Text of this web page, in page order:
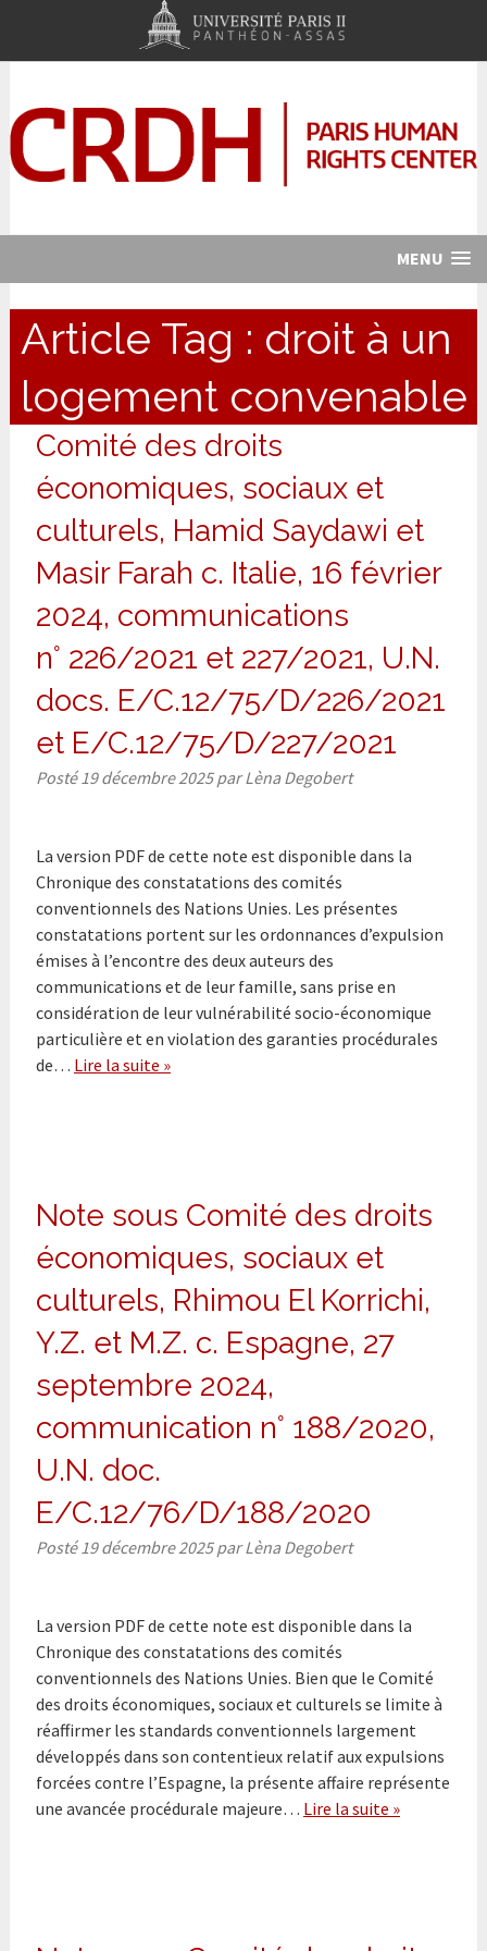
MENU
Article Tag : droit à un
logement convenable
Comité des droits
économiques, sociaux et
culturels, Hamid Saydawi et
Masir Farah c. Italie, 16 février
2024, communications
n° 226/2021 et 227/2021, U.N.
docs. E/C.12/75/D/226/2021
et E/C.12/75/D/227/2021
Posté 19 décembre 2025 par Lèna Degobert
La version PDF de cette note est disponible dans la
Chronique des constatations des comités
conventionnels des Nations Unies. Les présentes
constatations portent sur les ordonnances d’expulsion
émises à l’encontre des deux auteurs des
communications et de leur famille, sans prise en
considération de leur vulnérabilité socio-économique
particulière et en violation des garanties procédurales
de… Lire la suite »
Note sous Comité des droits
économiques, sociaux et
culturels, Rhimou El Korrichi,
Y.Z. et M.Z. c. Espagne, 27
septembre 2024,
communication n° 188/2020,
U.N. doc.
E/C.12/76/D/188/2020
Posté 19 décembre 2025 par Lèna Degobert
La version PDF de cette note est disponible dans la
Chronique des constatations des comités
conventionnels des Nations Unies. Bien que le Comité
des droits économiques, sociaux et culturels se limite à
réaffirmer les standards conventionnels largement
développés dans son contentieux relatif aux expulsions
forcées contre l’Espagne, la présente affaire représente
une avancée procédurale majeure… Lire la suite »